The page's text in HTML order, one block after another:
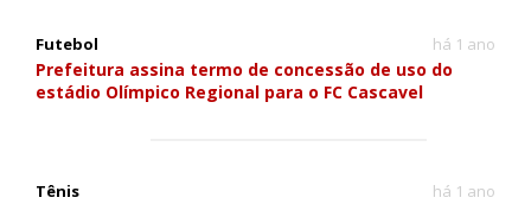
Futebol há 1 ano
Prefeitura assina termo de concessão de uso do
estádio Olímpico Regional para o FC Cascavel
Tênis há 1 ano